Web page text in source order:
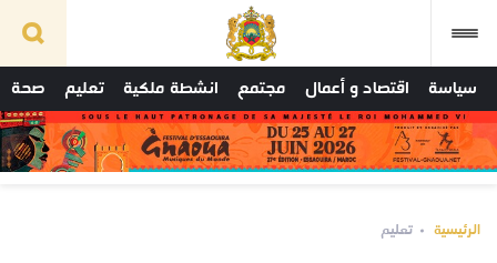
سياسة اقتصاد و أعمال مجتمع انشطة ملكية تعليم صحة
الرئيسية تعليم